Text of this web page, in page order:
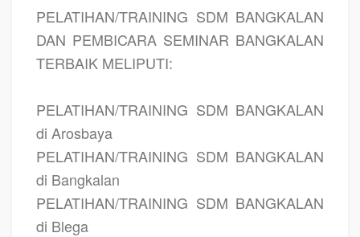
PELATIHAN/TRAINING SDM BANGKALAN
DAN PEMBICARA SEMINAR BANGKALAN
TERBAIK MELIPUTI:
PELATIHAN/TRAINING SDM BANGKALAN
di Arosbaya
PELATIHAN/TRAINING SDM BANGKALAN
di Bangkalan
PELATIHAN/TRAINING SDM BANGKALAN
di Blega